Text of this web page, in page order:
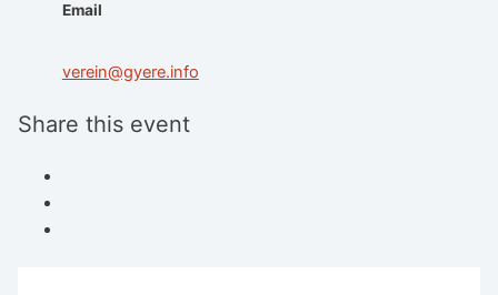
Email
verein@gyere.info
Share this event